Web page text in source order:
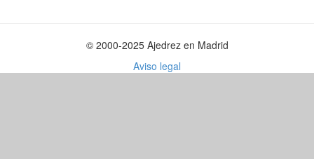
© 2000-2025 Ajedrez en Madrid
Aviso legal